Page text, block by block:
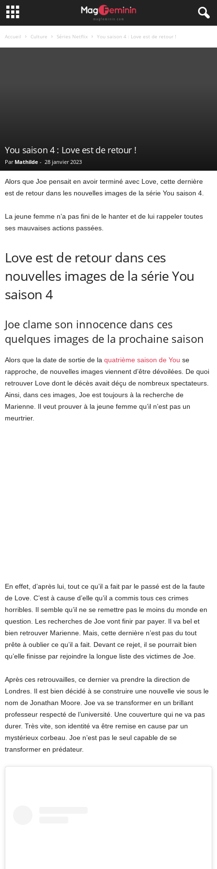
Accueil Culture Séries Netflix You saison 4 : Love est de retour !
You saison 4 : Love est de retour !
Par Mathilde - 28 janvier 2023
Alors que Joe pensait en avoir terminé avec Love, cette dernière
est de retour dans les nouvelles images de la série You saison 4.
La jeune femme n’a pas fini de le hanter et de lui rappeler toutes
ses mauvaises actions passées.
Love est de retour dans ces
nouvelles images de la série You
saison 4
Joe clame son innocence dans ces
quelques images de la prochaine saison
Alors que la date de sortie de la quatrième saison de You se
rapproche, de nouvelles images viennent d’être dévoilées. De quoi
retrouver Love dont le décès avait déçu de nombreux spectateurs.
Ainsi, dans ces images, Joe est toujours à la recherche de
Marienne. Il veut prouver à la jeune femme qu’il n’est pas un
meurtrier.
En effet, d’après lui, tout ce qu’il a fait par le passé est de la faute
de Love. C’est à cause d’elle qu’il a commis tous ces crimes
horribles. Il semble qu’il ne se remettre pas le moins du monde en
question. Les recherches de Joe vont finir par payer. Il va bel et
bien retrouver Marienne. Mais, cette dernière n’est pas du tout
prête à oublier ce qu’il a fait. Devant ce rejet, il se pourrait bien
qu’elle finisse par rejoindre la longue liste des victimes de Joe.
Après ces retrouvailles, ce dernier va prendre la direction de
Londres. Il est bien décidé à se construire une nouvelle vie sous le
nom de Jonathan Moore. Joe va se transformer en un brillant
professeur respecté de l’université. Une couverture qui ne va pas
durer. Très vite, son identité va être remise en cause par un
mystérieux corbeau. Joe n’est pas le seul capable de se
transformer en prédateur.